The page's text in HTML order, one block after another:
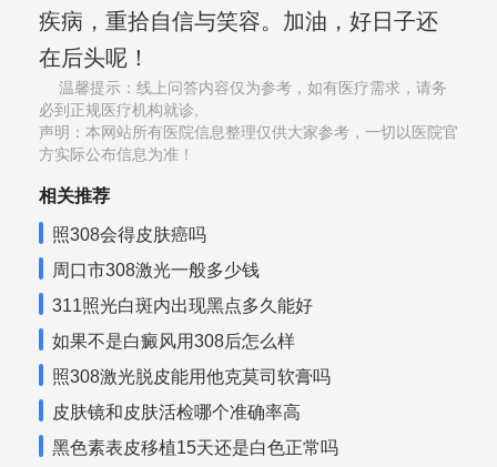
疾病，重拾自信与笑容。加油，好日子还
在后头呢！
温馨提示：线上问答内容仅为参考，如有医疗需求，请务
必到正规医疗机构就诊,
声明：本网站所有医院信息整理仅供大家参考，一切以医院官
方实际公布信息为准！
相关推荐
照308会得皮肤癌吗
周口市308激光一般多少钱
311照光白斑内出现黑点多久能好
如果不是白癜风用308后怎么样
照308激光脱皮能用他克莫司软膏吗
皮肤镜和皮肤活检哪个准确率高
黑色素表皮移植15天还是白色正常吗